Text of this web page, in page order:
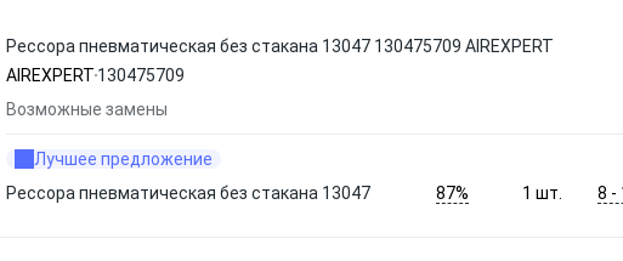
Рессора пневматическая без стакана 13047 130475709 AIREXPERT
AIREXPERT 130475709
Возможные замены
Лучшее предложение
Рессора пневматическая без стакана 13047
87% 1шт. 8 -